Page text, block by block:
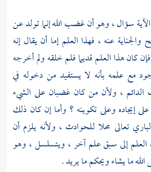
الآية سؤال ، وهو أن غضب الله إنما تولد عن
عنه ، فهذا العلم إما أن يقال إنه
كان هذا العلم قديما فلم خلقه ولم أخرجه
مع علمه بأنه لا يستفيد من دخوله في
الدائم ، ولأن من كان غضبان على الشيء
إيجاده وعلى تكوينه ؟ وأما إن كان ذلك
تعالى محلا للحوادث ، ولأنه يلزم أن
إلى سبق علم آخر ، ويتسلسل ، وهو
ما يشاء ويحكم ما يريد .